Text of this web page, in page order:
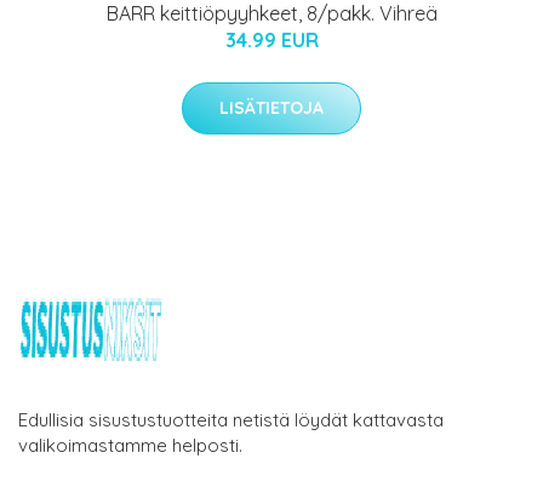
BARR keittiöpyyhkeet, 8/pakk. Vihreä
34.99 EUR
LISÄTIETOJA
Edullisia sisustustuotteita netistä löydät kattavasta
valikoimastamme helposti.